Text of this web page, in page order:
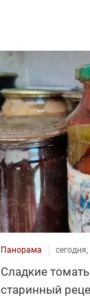
Панорама
Сладкие
старинный